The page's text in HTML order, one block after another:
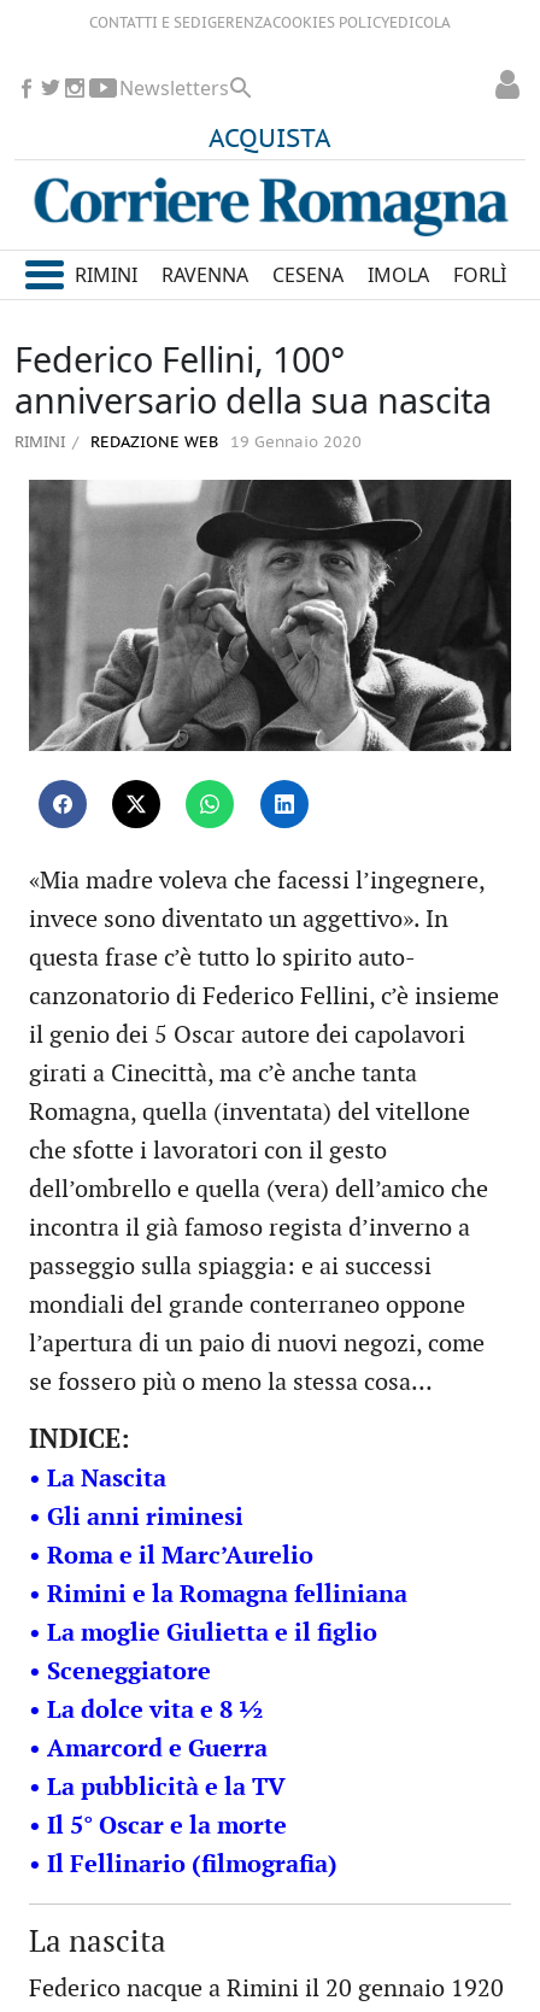
CONTATTI E SEDIGERENZACOOKIES POLICYEDICOLA
ACQUISTA
Newsletters
RIMINI RAVENNA CESENA IMOLA FORLÌ
Federico Fellini, 100°
anniversario della sua nascita
RIMINI REDAZIONE WEB 19 Gennaio 2020
«Mia madre voleva che facessi l’ingegnere,
invece sono diventato un aggettivo». In
questa frase c’è tutto lo spirito auto-
canzonatorio di Federico Fellini, c’è insieme
il genio dei 5 Oscar autore dei capolavori
girati a Cinecittà, ma c’è anche tanta
Romagna, quella (inventata) del vitellone
che sfotte i lavoratori con il gesto
dell’ombrello e quella (vera) dell’amico che
incontra il già famoso regista d’inverno a
passeggio sulla spiaggia: e ai successi
mondiali del grande conterraneo oppone
l’apertura di un paio di nuovi negozi, come
se fossero più o meno la stessa cosa…
INDICE:
• La Nascita
• Gli anni riminesi
• Roma e il Marc’Aurelio
• Rimini e la Romagna felliniana
• La moglie Giulietta e il figlio
• Sceneggiatore
• La dolce vita e 8 ½
• Amarcord e Guerra
• La pubblicità e la TV
• Il 5° Oscar e la morte
• Il Fellinario (filmografia)
La nascita
Federico nacque a Rimini il 20 gennaio 1920